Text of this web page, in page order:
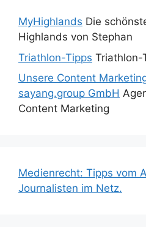
MyHighlands Die
Highlands von Stephan
Triathlon-Tipps Triathlon-
Unsere Content
sayang.group GmbH
Content Marketing
Medienrecht: Tipps vom
Journalisten im Netz.